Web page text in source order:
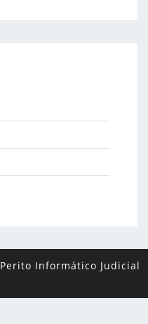
Perito Informático Judicial